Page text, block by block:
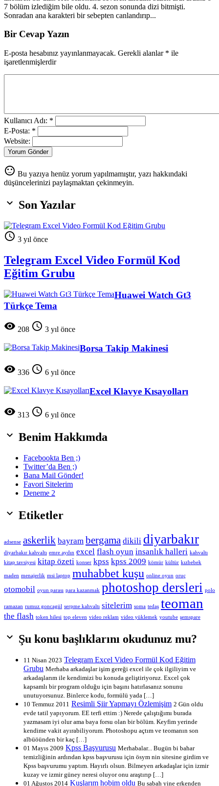
7 bölüm izlediğim bile oldu. 4. sezon sonunda dizi bitmişti.
Sonradan ana karakteri bir sebepten canlandırıp...
Bir Cevap Yazın
E-posta hesabınız yayınlanmayacak. Gerekli alanlar * ile
işaretlenmişlerdir
Kullanıcı Adı: *
E-Posta: *
Website:
Yorum Gönder
sentiment_neutral Bu yazıya henüz yorum yapılmamıştır, yazı hakkındaki
düşüncelerinizi paylaşmaktan çekinmeyin.
 Son Yazılar
 3 yıl önce
Telegram Excel Video Formül Kod
Eğitim Grubu
Huawei Watch Gt3
Türkçe Tema
 208  3 yıl önce
Borsa Takip Makinesi
 336  6 yıl önce
Excel Klavye Kısayolları
 313  6 yıl önce
 Benim Hakkımda
Facebookta Ben ;)
Twitter’da Ben ;)
Bana Mail Gönder!
Favori Sitelerim
Deneme 2
 Etiketler
adsense askerlik bayram bergama dikili diyarbakır
diyarbakır kahvaltı emre aydın excel flash oyun insanlık halleri kahvaltı
kitap tavsiyesi kitap özeti konser kpss kpss 2009 kömür kültür kızbebek
maden menajerlik msi laptop muhabbet kuşu online oyun oruç
otomobil oyun parası para kazanmak photoshop dersleri polo
ramazan rumuz goncagül serpme kahvaltı sitelerim soma tedaş teoman
the flash token hilesi top eleven video reklam video yüklemek youtube şemspare
 Şu konu başlıklarını okudunuz mu?
11 Nisan 2023 Telegram Excel Video Formül Kod Eğitim
Grubu Merhaba arkadaşlar işim gereği excel ile çok ilgiliyim ve
arkadaşlarım ile kendimizi bu konuda geliştiriyoruz. Excel çok
kapsamlı bir program olduğu için başını hatırlasanız sonunu
unutuyorsunuz. Binlerce kodu, formülü yada […]
10 Temmuz 2011 Resimli Şiir Yapmayı Özlemişim 2 Gün oldu
evde tatil yapıyorum. EE terfi ettim :) Nerede çalıştığımı burada
yazmasam iyi olur ama baya forsu olan bir bölüm. Keyfim yerinde
kendime vakit ayırabiliyorum. Photoshopu açtım ve teomanın son
albüöünden bir kaç […]
01 Mayıs 2009 Kpss Başvurusu Merhabalar... Bugün bi bahar
temizliğinin ardından kpss başvurusu için ösym nin sitesine girdim ve
Kpss başvurumu yaptım. Hayırlı olsun. Bilmeyen arkadaşlar için izmir
kuzay ve izmir güney neresi oluyor onu araştırıp […]
01 Ağustos 2014 Kuşlarım hobim oldu Bu sabah yine erkenden